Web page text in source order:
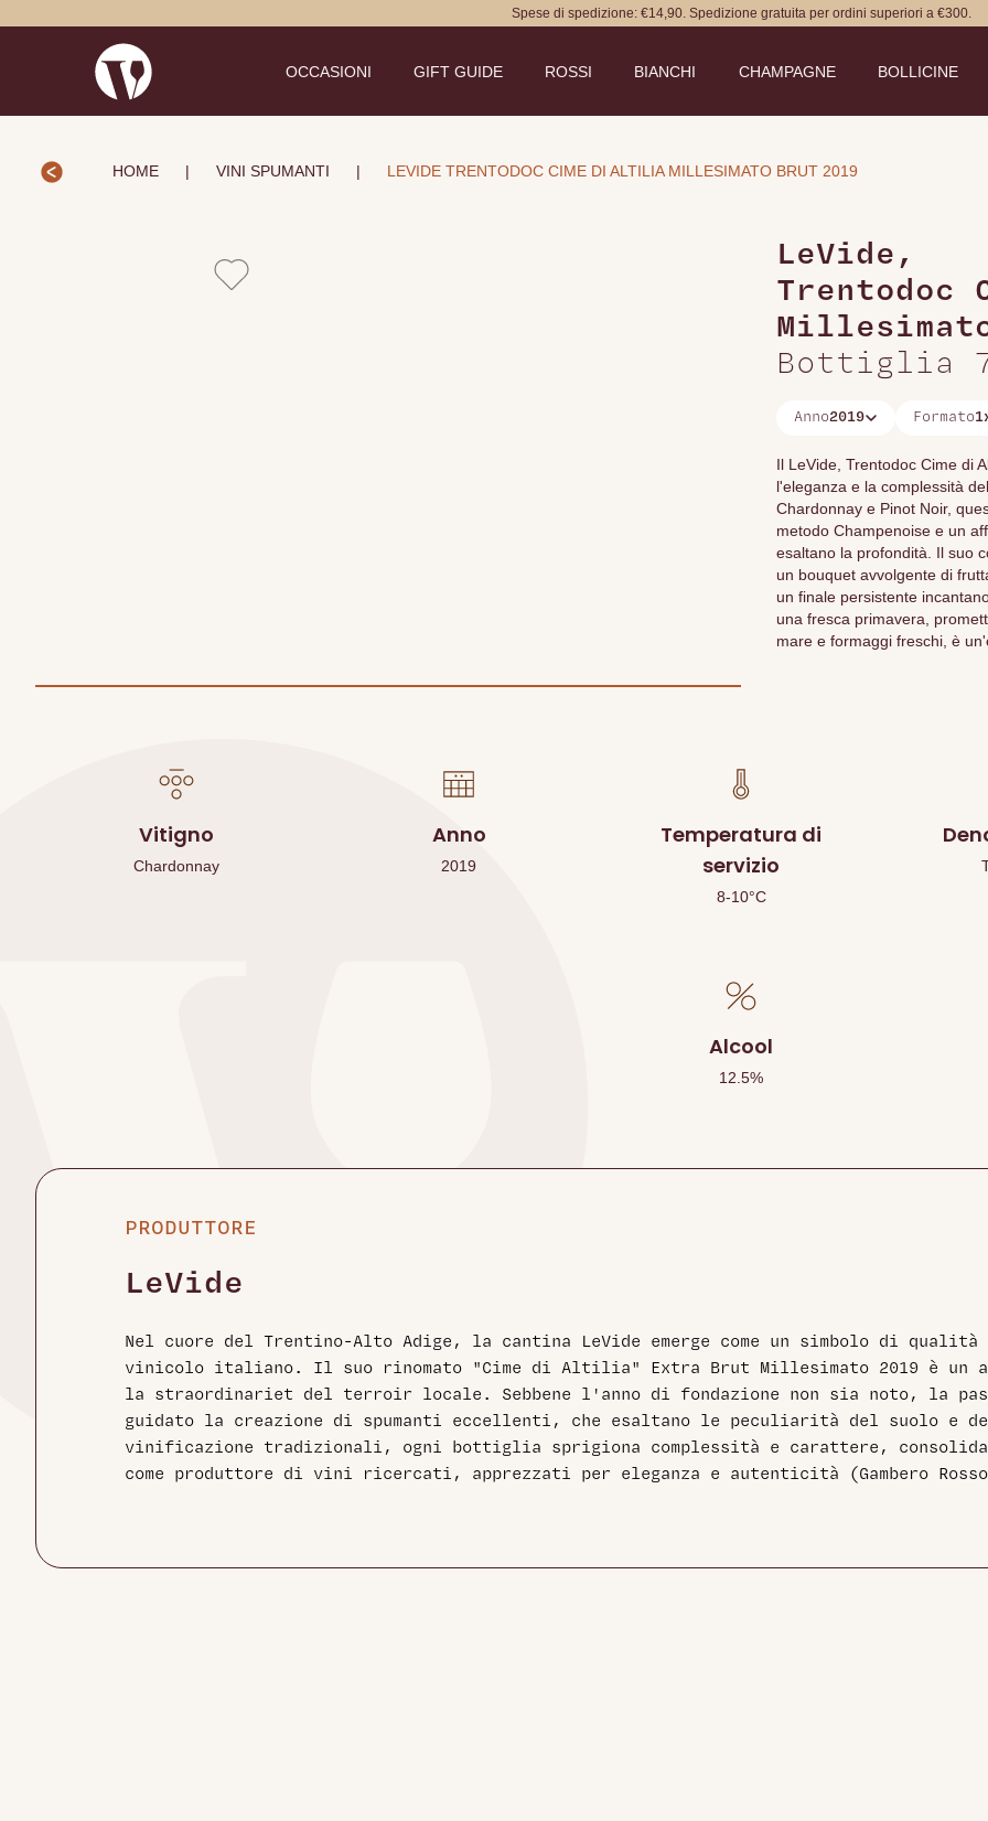
Spese di spedizione: €14,90. Spedizione gratuita per ordini superiori a €300.
OCCASIONI GIFT GUIDE ROSSI BIANCHI CHAMPAGNE BOLLICINE
HOME | VINI SPUMANTI | LEVIDE TRENTODOC CIME DI ALTILIA MILLESIMATO BRUT 2019
LeVide ,
Bottiglia
Anno2019 Formato
Il LeVide, Trentodoc Cime di
l'eleganza e la complessità
Chardonnay e Pinot Noir,
metodo Champenoise e un
esaltano la profondità. Il suo
un bouquet avvolgente di
un finale persistente
una fresca primavera,
mare e formaggi freschi, è
Vitigno
Chardonnay
Anno
2019
Temperatura di
servizio
8-10°C
Alcool
12.5%
PRODUTTORE
LeVide
Nel cuore del Trentino-Alto Adige, la cantina LeVide emerge come un simbolo di qualità
vinicolo italiano. Il suo rinomato "Cime di Altilia" Extra Brut Millesimato 2019 è
la straordinariet del terroir locale. Sebbene l'anno di fondazione non sia noto, la
guidato la creazione di spumanti eccellenti, che esaltano le peculiarità del suolo e
vinificazione tradizionali, ogni bottiglia sprigiona complessità e carattere,
come produttore di vini ricercati, apprezzati per eleganza e autenticità (Gambero